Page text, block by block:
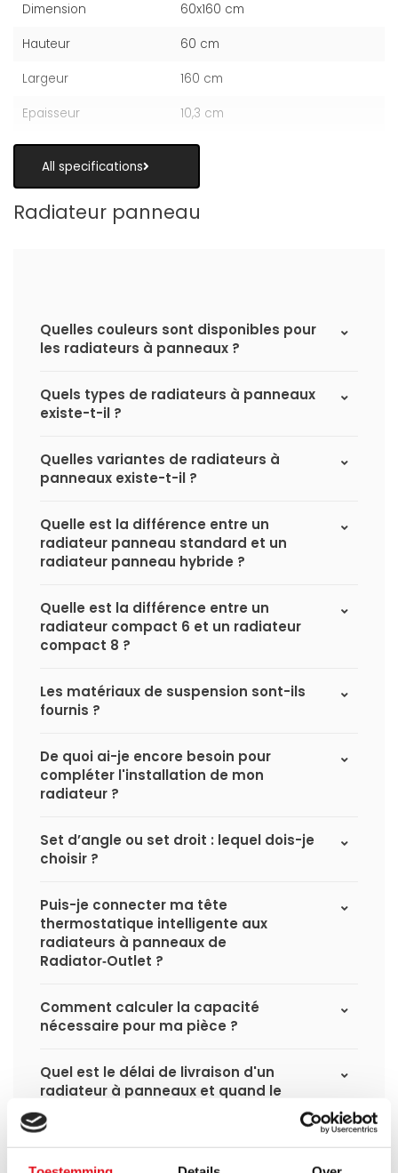
Dimension 60x160 cm
Hauteur 60 cm
Largeur 160 cm
Epaisseur 10,3 cm
All specifications
Radiateur panneau
Quelles couleurs sont disponibles pour
les radiateurs à panneaux ?
Quels types de radiateurs à panneaux
existe-t-il ?
Quelles variantes de radiateurs à
panneaux existe-t-il ?
Quelle est la différence entre un
radiateur panneau standard et un
radiateur panneau hybride ?
Quelle est la différence entre un
radiateur compact 6 et un radiateur
compact 8 ?
Les matériaux de suspension sont-ils
fournis ?
De quoi ai-je encore besoin pour
compléter l'installation de mon
radiateur ?
Set d’angle ou set droit : lequel dois-je
choisir ?
Puis-je connecter ma tête
thermostatique intelligente aux
radiateurs à panneaux de
Radiator‑Outlet ?
Comment calculer la capacité
nécessaire pour ma pièce ?
Quel est le délai de livraison d'un
radiateur à panneaux et quand le
recevrai-je si je passe une commande ?